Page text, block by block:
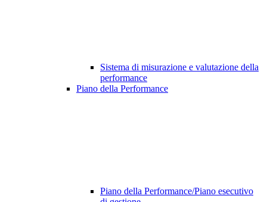
Sistema di misurazione e valutazione della
performance
Piano della Performance
Piano della Performance/Piano esecutivo